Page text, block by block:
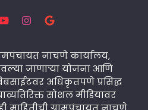
नाचणे कार्यालय,
जाणाऱ्या योजना आणि
अधिकृतपणे प्रसिद्ध
सोशल मीडियावर